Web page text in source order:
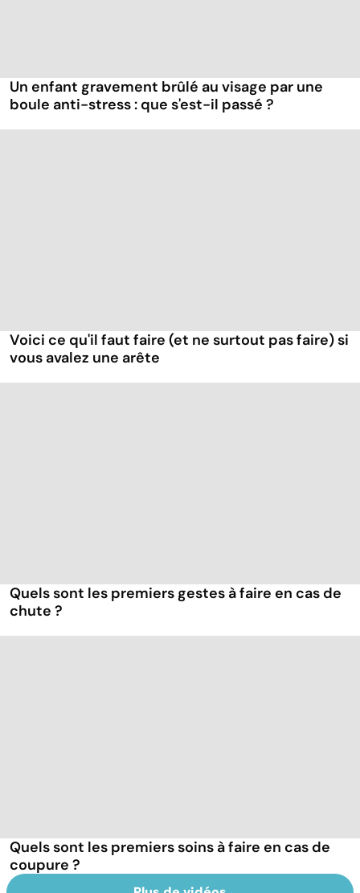
Un enfant gravement brûlé au visage par une
boule anti-stress : que s'est-il passé ?
Voici ce qu'il faut faire (et ne surtout pas faire) si
vous avalez une arête
Quels sont les premiers gestes à faire en cas de
chute ?
Quels sont les premiers soins à faire en cas de
coupure ?